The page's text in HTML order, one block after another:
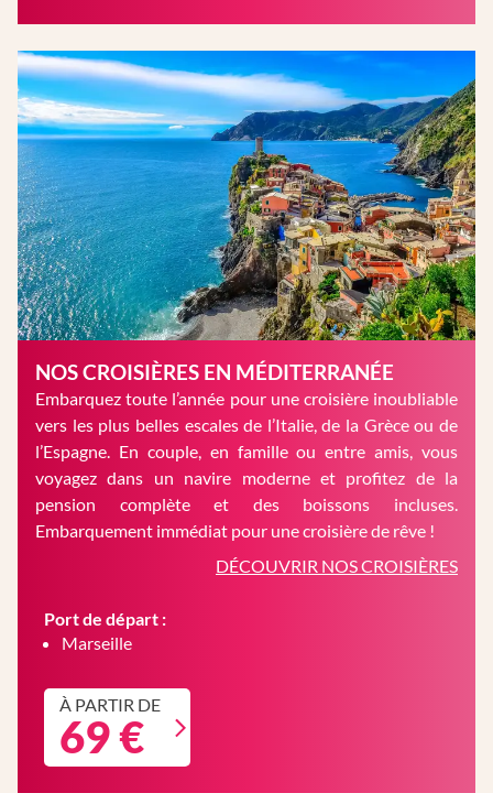
NOS CROISIÈRES EN MÉDITERRANÉE
Embarquez toute l’année pour une croisière inoubliable
vers les plus belles escales de l’Italie, de la Grèce ou de
l’Espagne. En couple, en famille ou entre amis, vous
voyagez dans un navire moderne et profitez de la
pension complète et des boissons incluses.
Embarquement immédiat pour une croisière de rêve !
DÉCOUVRIR NOS CROISIÈRES
Port de départ :
Marseille
À PARTIR DE
69 €